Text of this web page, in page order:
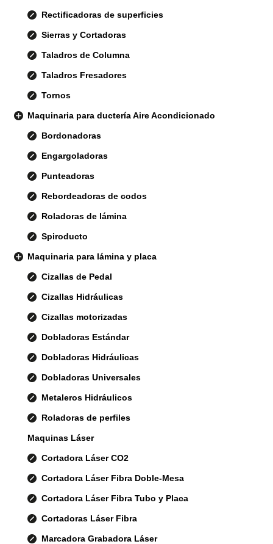
Rectificadoras de superficies
Sierras y Cortadoras
Taladros de Columna
Taladros Fresadores
Tornos
Maquinaria para ductería Aire Acondicionado
Bordonadoras
Engargoladoras
Punteadoras
Rebordeadoras de codos
Roladoras de lámina
Spiroducto
Maquinaria para lámina y placa
Cizallas de Pedal
Cizallas Hidráulicas
Cizallas motorizadas
Dobladoras Estándar
Dobladoras Hidráulicas
Dobladoras Universales
Metaleros Hidráulicos
Roladoras de perfiles
Maquinas Láser
Cortadora Láser CO2
Cortadora Láser Fibra Doble-Mesa
Cortadora Láser Fibra Tubo y Placa
Cortadoras Láser Fibra
Marcadora Grabadora Láser